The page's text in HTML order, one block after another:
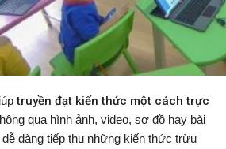
truyền đạt kiến thức một cách trực
qua hình ảnh, video, sơ đồ hay bài
dàng tiếp thu những kiến thức trừu